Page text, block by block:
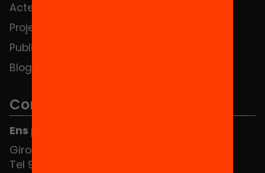
Actes
Projectes
Publicacions i vídeos
Blog
Contacte
Ens pots trobar al Hub Social
Girona 34, interior 08010 Barcelona
Tel 934 588 700